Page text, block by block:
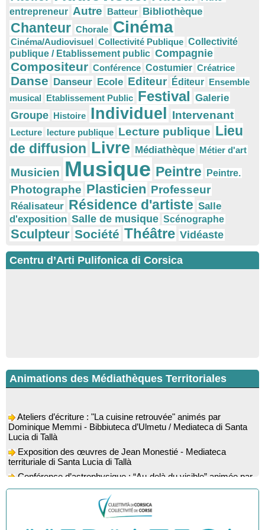
entrepreneur Autre Batteur Bibliothèque
Chanteur Chorale Cinéma
Cinéma/Audiovisuel Collectivité Publique Collectivité
publique / Etablissement public Compagnie
Compositeur Conférence Costumier Créatrice
Danse Danseur Ecole Editeur Éditeur Ensemble
musical Etablissement Public Festival Galerie
Groupe Histoire Individuel Intervenant
Lecture lecture publique Lecture publique Lieu
de diffusion Livre Médiathèque Métier d'art
Musicien Musique Peintre Peintre.
Photographe Plasticien Professeur
Réalisateur Résidence d'artiste Salle
d'exposition Salle de musique Scénographe
Sculpteur Société Théâtre Vidéaste
Centru d’Arti Pulifonica di Corsica
Animations des Médiathèques Territoriales
Dominique Memmi - Bibbiuteca d’Ulmetu / Mediateca di Santa
Lucia di Tallà
territuriale di Santa Lucia di Tallà
l’astrophysicien Paul Guerrini - Médiathèque - Pitretu è
Bicchisgià
Exposition des œuvres de Dominique Malberti Morin :
"Racines, peintures acryliques et aquarelles" - Mediateca